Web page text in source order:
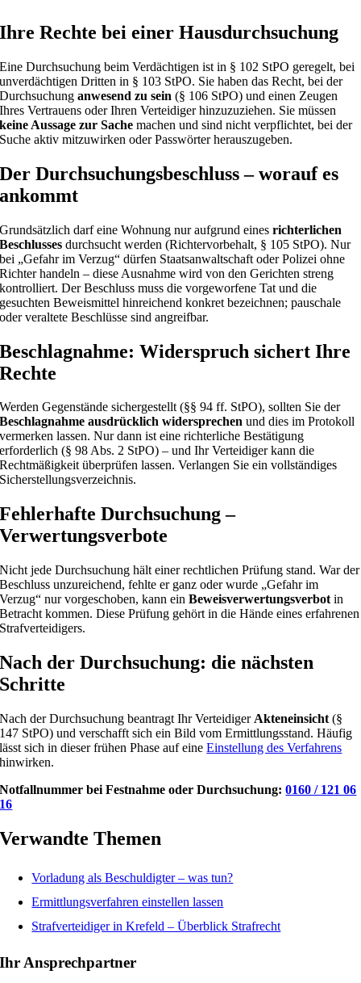
Ihre Rechte bei einer Hausdurchsuchung
Eine Durchsuchung beim Verdächtigen ist in § 102 StPO geregelt, bei
unverdächtigen Dritten in § 103 StPO. Sie haben das Recht, bei der
Durchsuchunganwesend zu sein (§ 106 StPO) und einen Zeugen
Ihres Vertrauens oder Ihren Verteidiger hinzuzuziehen. Sie müssen
keine Aussage zur Sache machen und sind nicht verpflichtet, bei der
Suche aktiv mitzuwirken oder Passwörter herauszugeben.
Der Durchsuchungsbeschluss – worauf es
ankommt
Grundsätzlich darf eine Wohnung nur aufgrund einesrichterlichen
Beschlusses durchsucht werden (Richtervorbehalt, § 105 StPO). Nur
bei „Gefahr im Verzug“ dürfen Staatsanwaltschaft oder Polizei ohne
Richter handeln – diese Ausnahme wird von den Gerichten streng
kontrolliert. Der Beschluss muss die vorgeworfene Tat und die
gesuchten Beweismittel hinreichend konkret bezeichnen; pauschale
oder veraltete Beschlüsse sind angreifbar.
Beschlagnahme: Widerspruch sichert Ihre
Rechte
Werden Gegenstände sichergestellt (§§ 94 ff. StPO), sollten Sie der
Beschlagnahme ausdrücklich widersprechen und dies im Protokoll
vermerken lassen. Nur dann ist eine richterliche Bestätigung
erforderlich (§ 98 Abs. 2 StPO) – und Ihr Verteidiger kann die
Rechtmäßigkeit überprüfen lassen. Verlangen Sie ein vollständiges
Sicherstellungsverzeichnis.
Fehlerhafte Durchsuchung –
Verwertungsverbote
Nicht jede Durchsuchung hält einer rechtlichen Prüfung stand. War der
Beschluss unzureichend, fehlte er ganz oder wurde „Gefahr im
Verzug“ nur vorgeschoben, kann einBeweisverwertungsverbot in
Betracht kommen. Diese Prüfung gehört in die Hände eines erfahrenen
Strafverteidigers.
Nach der Durchsuchung: die nächsten
Schritte
Nach der Durchsuchung beantragt Ihr Verteidiger Akteneinsicht (§
147 StPO) und verschafft sich ein Bild vom Ermittlungsstand. Häufig
lässt sich in dieser frühen Phase auf eineEinstellung des Verfahrens
hinwirken.
Notfallnummer bei Festnahme oder Durchsuchung:0160 / 121 06
16
Verwandte Themen
Vorladung als Beschuldigter – was tun?
Ermittlungsverfahren einstellen lassen
Strafverteidiger in Krefeld – Überblick Strafrecht
Ihr Ansprechpartner